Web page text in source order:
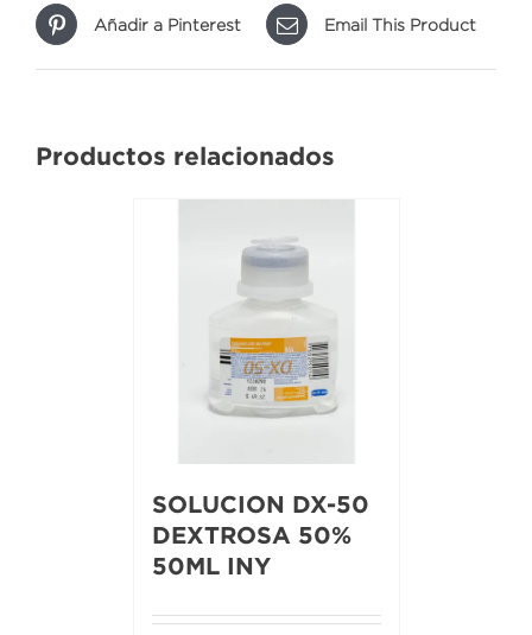
Añadir a Pinterest Email This Product
Productos relacionados
SOLUCION DX-50
DEXTROSA 50%
50ML INY